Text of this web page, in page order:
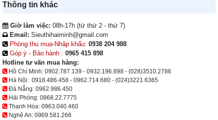
Thông tin khác
Giờ làm việc: 08h-17h (từ thứ 2 - thứ 7)
Email: Sieuthihaiminh@gmail.com
Phòng thu mua-Nhập khẩu: 0938 204 988
Góp ý - Bảo hành : 0965 415 898
Hotline tư vấn mua hàng:
Hồ Chí Minh: 0902.787.139 - 0932.196.898 - (028)3510.2786
Hà Nội: 0918.486.458 - 0962.714.680 - (024)3221.6365
Đà Nẵng: 0962.986.450
Hải Phòng: 0868.22.7775
Thanh Hóa: 0963.040.460
Nghệ An: 0969.581.266